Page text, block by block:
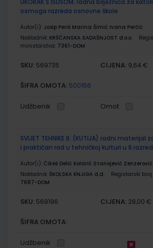
UKORAK S ISUSOM; radna bilježnica za
osmoga razreda osnovne škole
Autor(i): Josip Periš Marina Šimić Ivana Perčić
Nakladnik: KRŠĆANSKA SADAŠNJOST d.o.o.
ministarstva: 7361-DOM
SKU: 569735 CIJENA: 9,64 €
ŠIFRA OMOTA: 500156
Udžbenik Omot
SVIJET TEHNIKE 8; (KUTIJA) radni materijal
i praktičan rad u tehničkoj kulturi u
Autor(i): Čikeš Delić Kolarić Stanojević Zenzerović
Nakladnik: ŠKOLSKA KNJIGA d.d.
Registarski
7687-DOM
SKU: 569196 CIJENA: 28,00 €
ŠIFRA OMOTA:
Udžbenik